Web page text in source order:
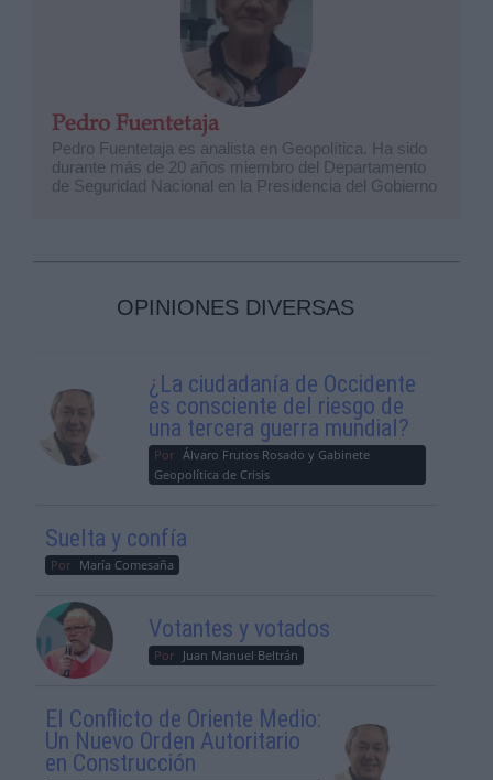
Pedro Fuentetaja
Pedro Fuentetaja es analista en Geopolítica. Ha sido
durante más de 20 años miembro del Departamento
de Seguridad Nacional en la Presidencia del Gobierno
OPINIONES DIVERSAS
¿La ciudadanía de Occidente
es consciente del riesgo de
una tercera guerra mundial?
Por Álvaro Frutos Rosado y Gabinete
Geopolítica de Crisis
Suelta y confía
Por María Comesaña
Votantes y votados
Por Juan Manuel Beltrán
El Conflicto de Oriente Medio:
Un Nuevo Orden Autoritario
en Construcción